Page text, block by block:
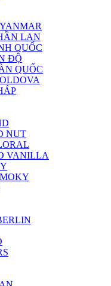
LAN
QUỐC
ĐỘ
QUỐC
NUT
VANILLA